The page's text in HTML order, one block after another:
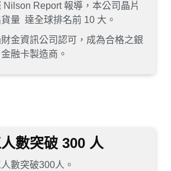
Nilson Report 報導，本公司晶片
量 達全球排名前 10 大。
財金資訊公司認可，成為合格之銀
融卡製造商。
數突破 300 人
人數突破300人。